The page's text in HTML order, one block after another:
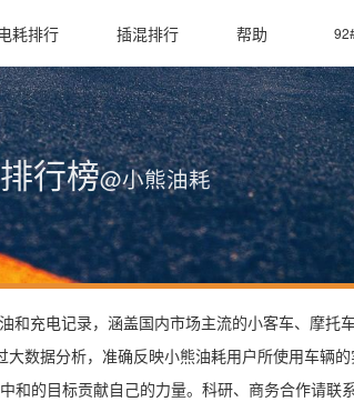
耗排行 插混排行 帮助
行榜@小熊油耗
充电记录，涵盖国内市场主流的小客车、摩托车
数据分析，准确反映小熊油耗用户所使用车辆的
的目标贡献自己的力量。科研、商务合作请联